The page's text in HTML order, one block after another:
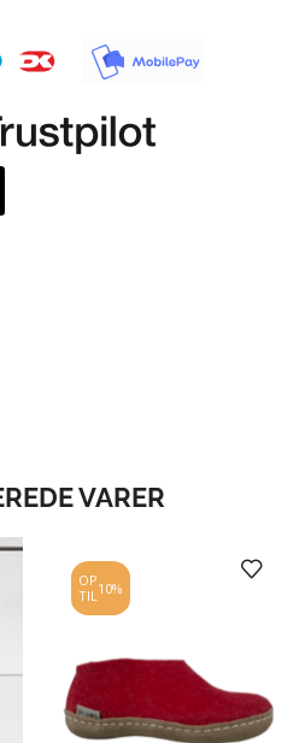
VARER
OP
TIL10%